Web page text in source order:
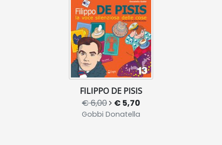
FILIPPO DE PISIS
€ 6,00 € 5,70
Gobbi Donatella